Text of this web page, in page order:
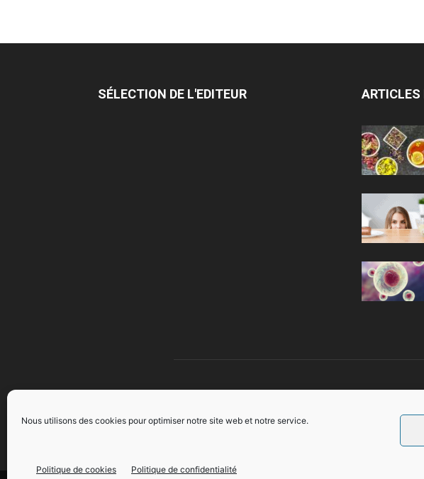
Nous utilisons des cookies pour optimiser notre site web et notre service.
Politique de cookies Politique de confidentialité
SÉLECTION DE L'EDITEUR ARTICLES